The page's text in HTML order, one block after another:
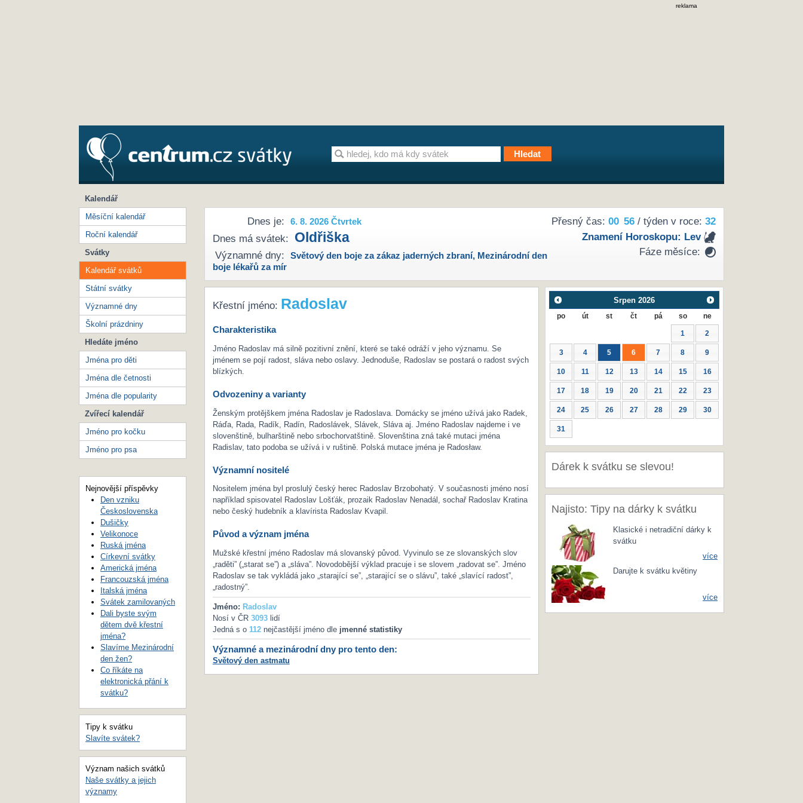
reklama
Přesný čas: 00 56/ týden v roce: 32
Znamení Horoskopu: Lev
Fáze měsíce:
Dnes je: 6. 8. 2026 Čtvrtek
Dnes má svátek: Oldřiška
Významné dny: Světový den boje za zákaz jaderných zbraní, Mezinárodní den
boje lékařů za mír
Křestní jméno: Radoslav
Charakteristika
Jméno Radoslav má silně pozitivní znění, které se také odráží v jeho významu. Se
jménem se pojí radost, sláva nebo oslavy. Jednoduše, Radoslav se postará o radost svých
blízkých.
Odvozeniny a varianty
Ženským protějškem jména Radoslav je Radoslava. Domácky se jméno užívá jako Radek,
Ráďa, Rada, Radík, Radín, Radoslávek, Slávek, Sláva aj. Jméno Radoslav najdeme i ve
slovenštině, bulharštině nebo srbochorvatštině. Slovenština zná také mutaci jména
Radislav, tato podoba se užívá i v ruštině. Polská mutace jména je Radosław.
Významní nositelé
Nositelem jména byl proslulý český herec Radoslav Brzobohatý. V současnosti jméno nosí
například spisovatel Radoslav Lošťák, prozaik Radoslav Nenadál, sochař Radoslav Kratina
nebo český hudebník a klavírista Radoslav Kvapil.
Původ a význam jména
Mužské křestní jméno Radoslav má slovanský původ. Vyvinulo se ze slovanských slov
„raděti” („starat se”) a „sláva”. Novodobější výklad pracuje i se slovem „radovat se”. Jméno
Radoslav se tak vykládá jako „starající se”, „starající se o slávu”, také „slavící radost”,
„radostný”.
Jméno: Radoslav
Nosí v ČR 3093lidí
Jedná s o 112nejčastější jméno dle jmenné statistiky
Významné a mezinárodní dny pro tento den:
Světový den astmatu
Srpen 2026
po út st čt pá so ne
1 2
3 4 5 6 7 8 9
10 11 12 13 14 15 16
17 18 19 20 21 22 23
24 25 26 27 28 29 30
31
Dárek k svátku se slevou!
Najisto: Tipy na dárky k svátku
Klasické i netradiční dárky k
svátku
více
Darujte k svátku květiny
více
Kalendář
Měsíční kalendář
Roční kalendář
Svátky
Kalendář svátků
Státní svátky
Významné dny
Školní prázdniny
Hledáte jméno
Jména pro děti
Jména dle četnosti
Jména dle popularity
Zvířecí kalendář
Jméno pro kočku
Jméno pro psa
Nejnovější příspěvky
Den vzniku
Československa
Dušičky
Velikonoce
Ruská jména
Církevní svátky
Americká jména
Francouzská jména
Italská jména
Svátek zamilovaných
Dali byste svým
dětem dvě křestní
jména?
Slavíme Mezinárodní
den žen?
Co říkáte na
elektronická přání k
svátku?
Tipy k svátku
Slavíte svátek?
Význam našich svátků
Naše svátky a jejich
významy